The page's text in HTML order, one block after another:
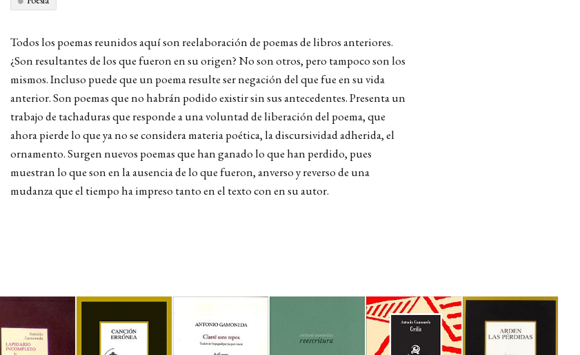
Todos los poemas reunidos aquí son reelaboración de poemas de libros anteriores.
¿Son resultantes de los que fueron en su origen? No son otros, pero tampoco son los
mismos. Incluso puede que un poema resulte ser negación del que fue en su vida
anterior. Son poemas que no habrán podido existir sin sus antecedentes. Presenta un
trabajo de tachaduras que responde a una voluntad de liberación del poema, que
ahora pierde lo que ya no se considera materia poética, la discursividad adherida, el
ornamento. Surgen nuevos poemas que han ganado lo que han perdido, pues
muestran lo que son en la ausencia de lo que fueron, anverso y reverso de una
mudanza que el tiempo ha impreso tanto en el texto con en su autor.